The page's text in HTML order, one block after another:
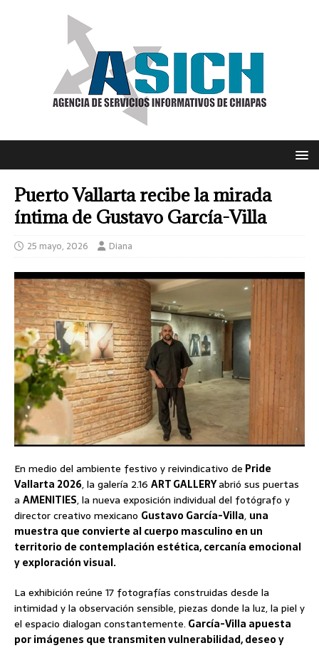
Puerto Vallarta recibe la mirada
íntima de Gustavo García-Villa
25 mayo, 2026 Diana
En medio del ambiente festivo y reivindicativo de Pride
Vallarta 2026, la galería 2.16 ART GALLERYabrió sus puertas
a AMENITIES, la nueva exposición individual del fotógrafo y
director creativo mexicano Gustavo García-Villa, una
muestra que convierte al cuerpo masculino en un
territorio de contemplación estética, cercanía emocional
y exploración visual.
La exhibición reúne 17 fotografías construidas desde la
intimidad y la observación sensible, piezas donde la luz, la piel y
el espacio dialogan constantemente. García-Villa apuesta
por imágenes que transmiten vulnerabilidad, deseo y